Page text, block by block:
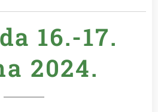
16.-17.
2024.